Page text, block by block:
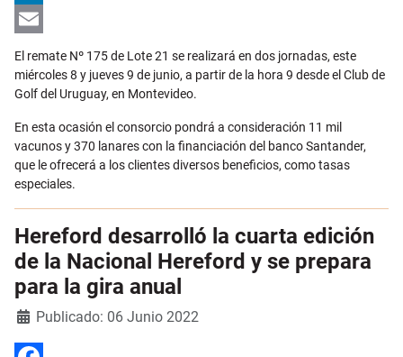
LinkedIn
Email
El remate Nº 175 de Lote 21 se realizará en dos jornadas, este
miércoles 8 y jueves 9 de junio, a partir de la hora 9 desde el Club de
Golf del Uruguay, en Montevideo.
En esta ocasión el consorcio pondrá a consideración 11 mil
vacunos y 370 lanares con la financiación del banco Santander,
que le ofrecerá a los clientes diversos beneficios, como tasas
especiales.
Hereford desarrolló la cuarta edición
de la Nacional Hereford y se prepara
para la gira anual
DetallesPublicado: 06 Junio 2022